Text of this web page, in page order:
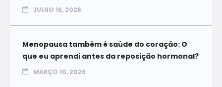
JULHO 16, 2026
Menopausa também é saúde do coração: O
que eu aprendi antes da reposição hormonal?
MARÇO 10, 2026